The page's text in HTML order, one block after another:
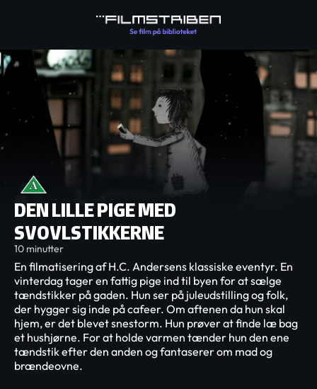
DEN LILLE PIGE MED
SVOVLSTIKKERNE
10 minutter
En filmatisering af H.C. Andersens klassiske eventyr. En
vinterdag tager en fattig pige ind til byen for at sælge
tændstikker på gaden. Hun ser på juleudstilling og folk,
der hygger sig inde på cafeer. Om aftenen da hun skal
hjem, er det blevet snestorm. Hun prøver at finde læ bag
et hushjørne. For at holde varmen tænder hun den ene
tændstik efter den anden og fantaserer om mad og
brændeovne.